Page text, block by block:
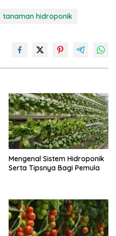
tanaman hidroponik
Mengenal Sistem Hidroponik
Serta Tipsnya Bagi Pemula